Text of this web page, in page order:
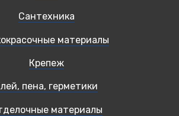
Сантехника
материалы
Крепеж
пена, герметики
материалы